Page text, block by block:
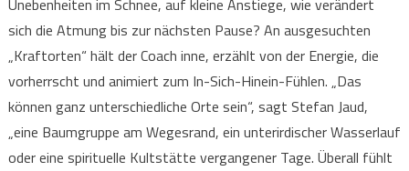
Unebenheiten im Schnee, auf kleine Anstiege, wie verändert
sich die Atmung bis zur nächsten Pause? An ausgesuchten
„Kraftorten“ hält der Coach inne, erzählt von der Energie, die
vorherrscht und animiert zum In-Sich-Hinein-Fühlen. „Das
können ganz unterschiedliche Orte sein“, sagt Stefan Jaud,
„eine Baumgruppe am Wegesrand, ein unterirdischer Wasserlauf
oder eine spirituelle Kultstätte vergangener Tage. Überall fühlt